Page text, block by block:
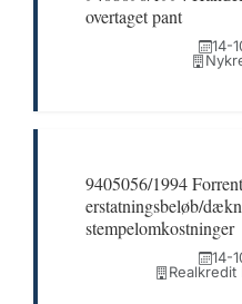
overtaget pant
14-
9405056/1994
erstatningsbeløb/
stempelomkostninger
14-
Realkredit